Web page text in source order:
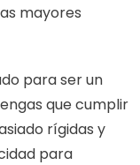
mayores
para ser un
que cumplir
rígidas y
para